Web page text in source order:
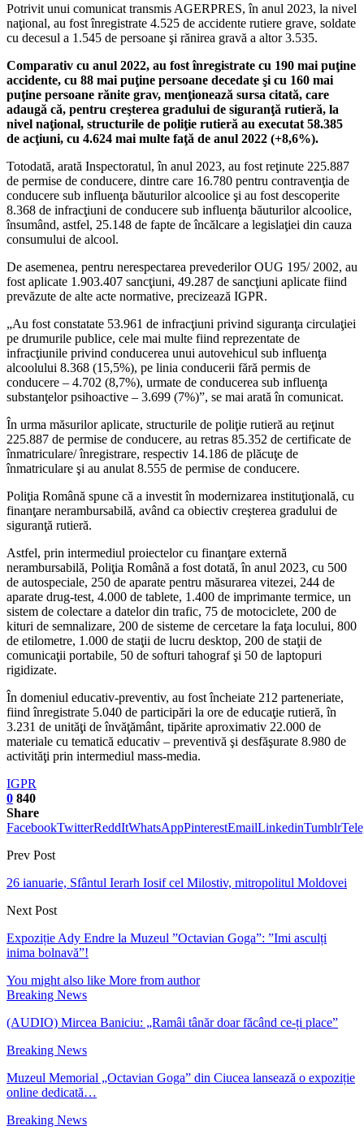
Potrivit unui comunicat transmis AGERPRES, în anul 2023, la nivel
naţional, au fost înregistrate 4.525 de accidente rutiere grave, soldate
cu decesul a 1.545 de persoane şi rănirea gravă a altor 3.535.
Comparativ cu anul 2022, au fost înregistrate cu 190 mai puţine
accidente, cu 88 mai puţine persoane decedate şi cu 160 mai
puţine persoane rănite grav, menţionează sursa citată, care
adaugă că, pentru creşterea gradului de siguranţă rutieră, la
nivel naţional, structurile de poliţie rutieră au executat 58.385
de acţiuni, cu 4.624 mai multe faţă de anul 2022 (+8,6%).
Totodată, arată Inspectoratul, în anul 2023, au fost reţinute 225.887
de permise de conducere, dintre care 16.780 pentru contravenţia de
conducere sub influenţa băuturilor alcoolice şi au fost descoperite
8.368 de infracţiuni de conducere sub influenţa băuturilor alcoolice,
însumând, astfel, 25.148 de fapte de încălcare a legislaţiei din cauza
consumului de alcool.
De asemenea, pentru nerespectarea prevederilor OUG 195/ 2002, au
fost aplicate 1.903.407 sancţiuni, 49.287 de sancţiuni aplicate fiind
prevăzute de alte acte normative, precizează IGPR.
„Au fost constatate 53.961 de infracţiuni privind siguranţa circulaţiei
pe drumurile publice, cele mai multe fiind reprezentate de
infracţiunile privind conducerea unui autovehicul sub influenţa
alcoolului 8.368 (15,5%), pe linia conducerii fără permis de
conducere – 4.702 (8,7%), urmate de conducerea sub influenţa
substanţelor psihoactive – 3.699 (7%)”, se mai arată în comunicat.
În urma măsurilor aplicate, structurile de poliţie rutieră au reţinut
225.887 de permise de conducere, au retras 85.352 de certificate de
înmatriculare/ înregistrare, respectiv 14.186 de plăcuţe de
înmatriculare şi au anulat 8.555 de permise de conducere.
Poliţia Română spune că a investit în modernizarea instituţională, cu
finanţare nerambursabilă, având ca obiectiv creşterea gradului de
siguranţă rutieră.
Astfel, prin intermediul proiectelor cu finanţare externă
nerambursabilă, Poliţia Română a fost dotată, în anul 2023, cu 500
de autospeciale, 250 de aparate pentru măsurarea vitezei, 244 de
aparate drug-test, 4.000 de tablete, 1.400 de imprimante termice, un
sistem de colectare a datelor din trafic, 75 de motociclete, 200 de
kituri de semnalizare, 200 de sisteme de cercetare la faţa locului, 800
de etilometre, 1.000 de staţii de lucru desktop, 200 de staţii de
comunicaţii portabile, 50 de softuri tahograf şi 50 de laptopuri
rigidizate.
În domeniul educativ-preventiv, au fost încheiate 212 parteneriate,
fiind înregistrate 5.040 de participări la ore de educaţie rutieră, în
3.231 de unităţi de învăţământ, tipărite aproximativ 22.000 de
materiale cu tematică educativ – preventivă şi desfăşurate 8.980 de
activităţi prin intermediul mass-media.
IGPR
0 840
Share
FacebookTwitterReddItWhatsAppPinterestEmailLinkedinTumblr
Prev Post
26 ianuarie, Sfântul Ierarh Iosif cel Milostiv, mitropolitul Moldovei
Next Post
Expoziție Ady Endre la Muzeul ”Octavian Goga”: ”Imi asculți
inima bolnavă”!
You might also like More from author
Breaking News
(AUDIO) Mircea Baniciu: „Ramâi tânăr doar făcând ce-ți place”
Breaking News
Muzeul Memorial „Octavian Goga” din Ciucea lansează o expoziție
online dedicată…
Breaking News